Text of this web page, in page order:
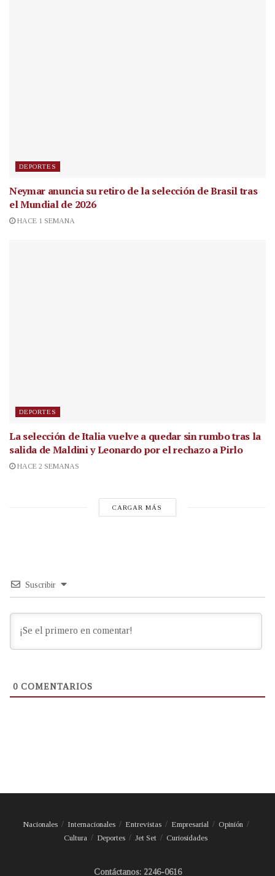
DEPORTES
Neymar anuncia su retiro de la selección de Brasil tras
el Mundial de 2026
HACE 1 SEMANA
DEPORTES
La selección de Italia vuelve a quedar sin rumbo tras la
salida de Maldini y Leonardo por el rechazo a Pirlo
HACE 2 SEMANAS
CARGAR MÁS
Suscribir
0 COMENTARIOS
Nacionales Internacionales Entrevistas Empresarial
Opinión
Cultura
Deportes Jet Set Curiosidades
Contáctanos: 2246-0616